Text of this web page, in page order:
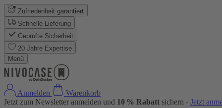
Zufriedenheit garantiert
Schnelle Lieferung
Geprüfte Sicherheit
20 Jahre Expertise
Menü
Anmelden
Warenkorb
Jetzt zum Newsletter anmelden und 10 % Rabatt sichern - Jetzt